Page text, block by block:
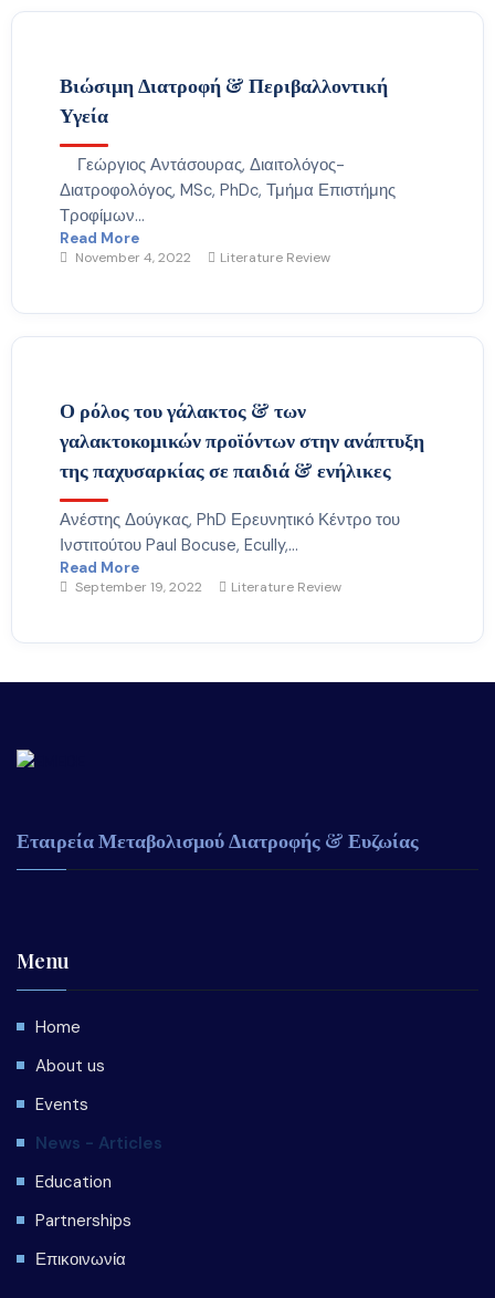
Βιώσιμη Διατροφή & Περιβαλλοντική
Υγεία
Γεώργιος Αντάσουρας, Διαιτολόγος-
Διατροφολόγος, MSc, PhDc, Τμήμα Επιστήμης
Τροφίμων...
Read More
November 4, 2022 Literature Review
Ο ρόλος του γάλακτος & των
γαλακτοκομικών προϊόντων στην ανάπτυξη
της παχυσαρκίας σε παιδιά & ενήλικες
Ανέστης Δούγκας, PhD Ερευνητικό Κέντρο του
Ινστιτούτου Paul Bocuse, Ecully,...
Read More
September 19, 2022 Literature Review
Εταιρεία Μεταβολισμού Διατροφής & Ευζωίας
Menu
Home
About us
Events
News - Articles
Education
Partnerships
Επικοινωνία